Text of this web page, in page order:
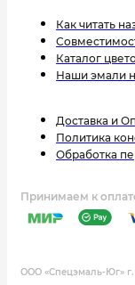
Как читать
Каталог
Наши эмали
Доставка и
Политика
Обработка
Принимаем к
ООО «Спецэмаль-Юг»